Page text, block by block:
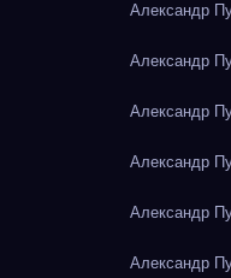
Александр
Александр
Александр
Александр
Александр
Александр